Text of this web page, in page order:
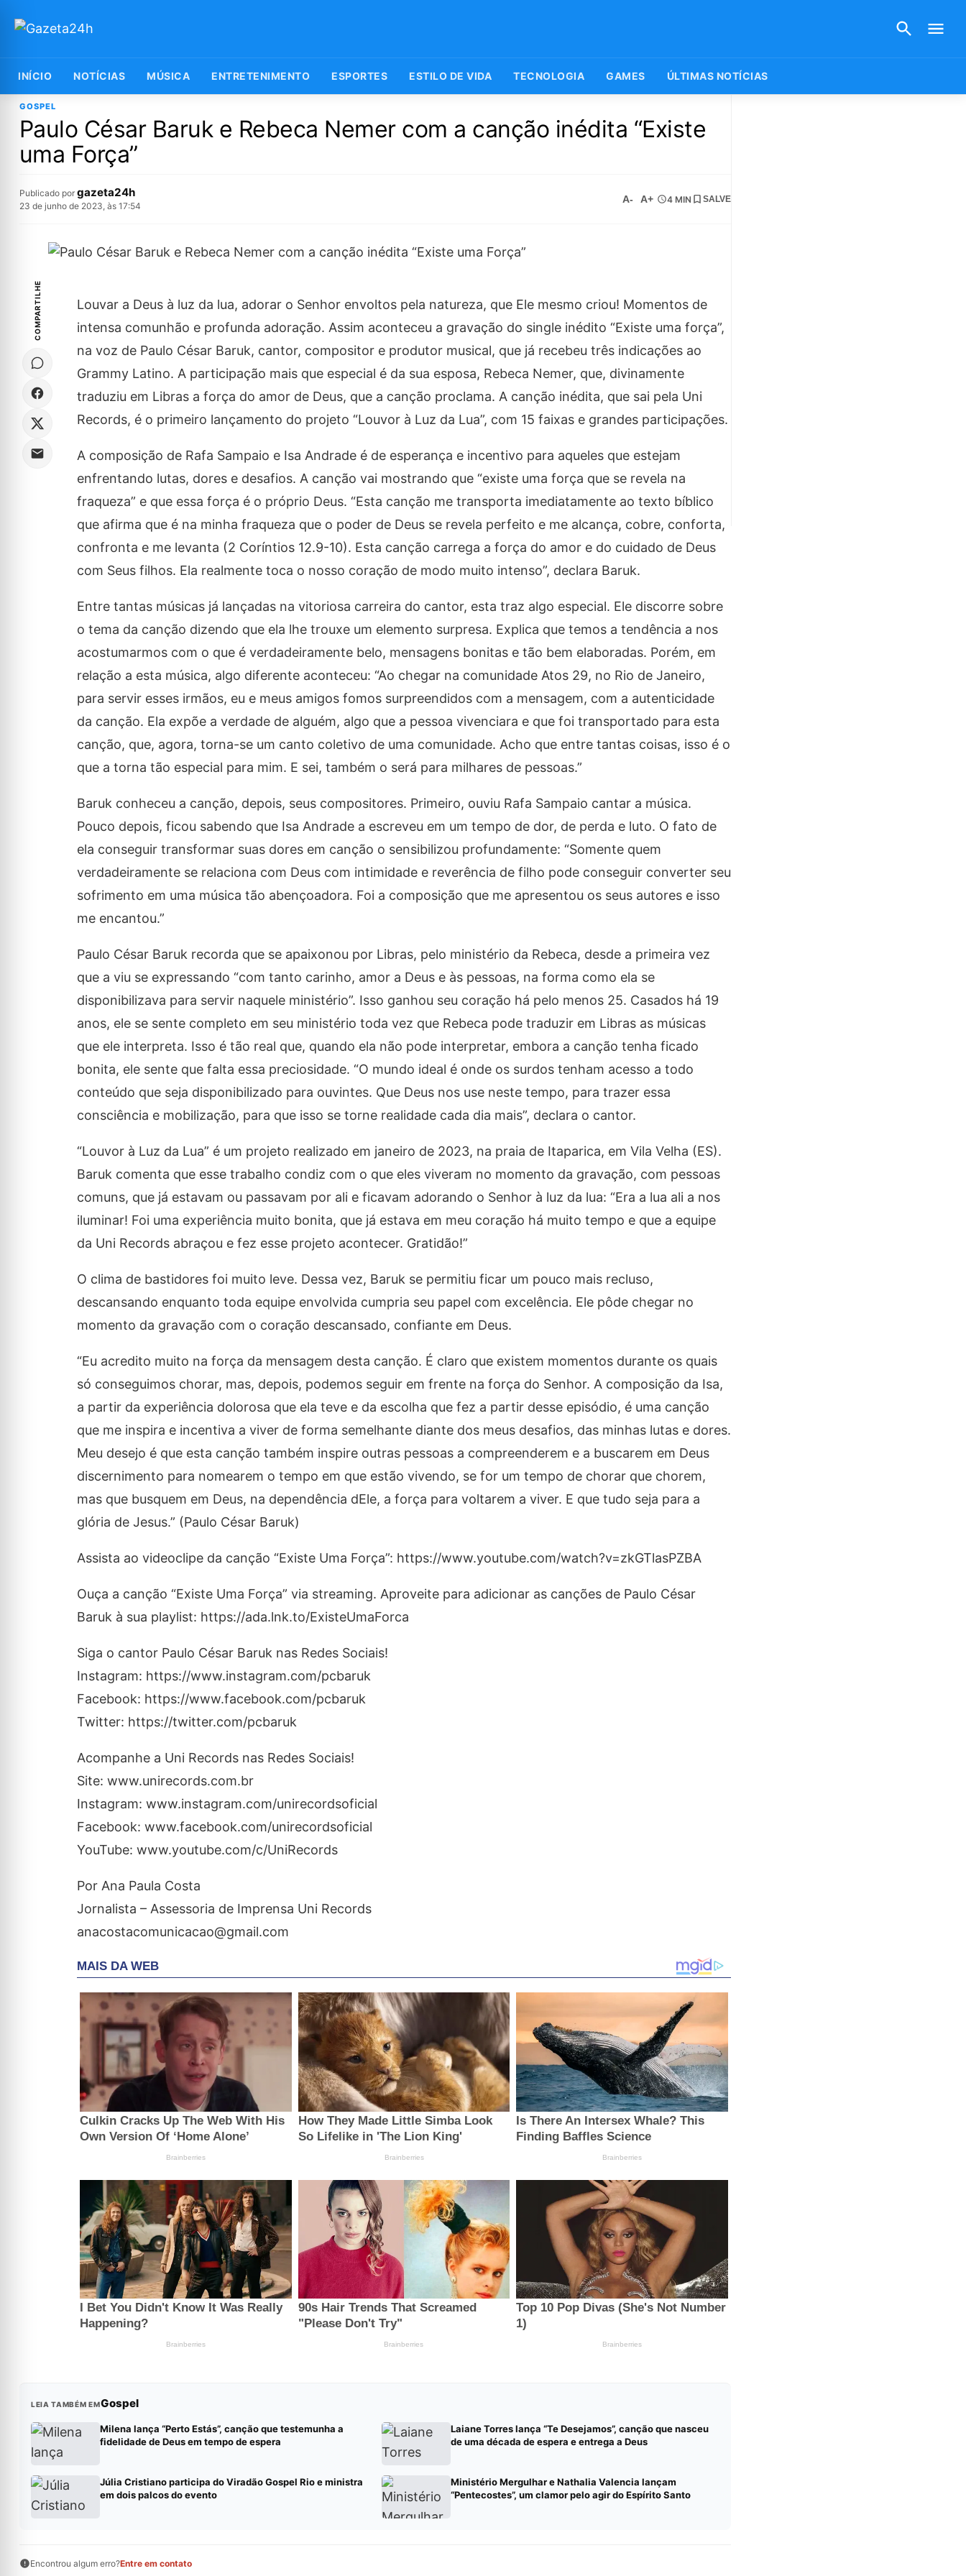
INÍCIO NOTÍCIAS MÚSICA ENTRETENIMENTO ESPORTES ESTILO DE VIDA TECNOLOGIA GAMES ÚLTIMAS NOTÍCIAS
GOSPEL
Paulo César Baruk e Rebeca Nemer com a canção inédita “Existe
uma Força”
Publicado por gazeta24h
23 de junho de 2023, às 17:54
A- A+ 4 MIN SALVE
COMPARTILHE
Louvar a Deus à luz da lua, adorar o Senhor envoltos pela natureza, que Ele mesmo criou! Momentos de
intensa comunhão e profunda adoração. Assim aconteceu a gravação do single inédito “Existe uma força”,
na voz de Paulo César Baruk, cantor, compositor e produtor musical, que já recebeu três indicações ao
Grammy Latino. A participação mais que especial é da sua esposa, Rebeca Nemer, que, divinamente
traduziu em Libras a força do amor de Deus, que a canção proclama. A canção inédita, que sai pela Uni
Records, é o primeiro lançamento do projeto “Louvor à Luz da Lua”, com 15 faixas e grandes participações.
A composição de Rafa Sampaio e Isa Andrade é de esperança e incentivo para aqueles que estejam
enfrentando lutas, dores e desafios. A canção vai mostrando que “existe uma força que se revela na
fraqueza” e que essa força é o próprio Deus. “Esta canção me transporta imediatamente ao texto bíblico
que afirma que é na minha fraqueza que o poder de Deus se revela perfeito e me alcança, cobre, conforta,
confronta e me levanta (2 Coríntios 12.9-10). Esta canção carrega a força do amor e do cuidado de Deus
com Seus filhos. Ela realmente toca o nosso coração de modo muito intenso”, declara Baruk.
Entre tantas músicas já lançadas na vitoriosa carreira do cantor, esta traz algo especial. Ele discorre sobre
o tema da canção dizendo que ela lhe trouxe um elemento surpresa. Explica que temos a tendência a nos
acostumarmos com o que é verdadeiramente belo, mensagens bonitas e tão bem elaboradas. Porém, em
relação a esta música, algo diferente aconteceu: “Ao chegar na comunidade Atos 29, no Rio de Janeiro,
para servir esses irmãos, eu e meus amigos fomos surpreendidos com a mensagem, com a autenticidade
da canção. Ela expõe a verdade de alguém, algo que a pessoa vivenciara e que foi transportado para esta
canção, que, agora, torna-se um canto coletivo de uma comunidade. Acho que entre tantas coisas, isso é o
que a torna tão especial para mim. E sei, também o será para milhares de pessoas.”
Baruk conheceu a canção, depois, seus compositores. Primeiro, ouviu Rafa Sampaio cantar a música.
Pouco depois, ficou sabendo que Isa Andrade a escreveu em um tempo de dor, de perda e luto. O fato de
ela conseguir transformar suas dores em canção o sensibilizou profundamente: “Somente quem
verdadeiramente se relaciona com Deus com intimidade e reverência de filho pode conseguir converter seu
sofrimento em uma música tão abençoadora. Foi a composição que me apresentou os seus autores e isso
me encantou.”
Paulo César Baruk recorda que se apaixonou por Libras, pelo ministério da Rebeca, desde a primeira vez
que a viu se expressando “com tanto carinho, amor a Deus e às pessoas, na forma como ela se
disponibilizava para servir naquele ministério”. Isso ganhou seu coração há pelo menos 25. Casados há 19
anos, ele se sente completo em seu ministério toda vez que Rebeca pode traduzir em Libras as músicas
que ele interpreta. Isso é tão real que, quando ela não pode interpretar, embora a canção tenha ficado
bonita, ele sente que falta essa preciosidade. “O mundo ideal é onde os surdos tenham acesso a todo
conteúdo que seja disponibilizado para ouvintes. Que Deus nos use neste tempo, para trazer essa
consciência e mobilização, para que isso se torne realidade cada dia mais”, declara o cantor.
“Louvor à Luz da Lua” é um projeto realizado em janeiro de 2023, na praia de Itaparica, em Vila Velha (ES).
Baruk comenta que esse trabalho condiz com o que eles viveram no momento da gravação, com pessoas
comuns, que já estavam ou passavam por ali e ficavam adorando o Senhor à luz da lua: “Era a lua ali a nos
iluminar! Foi uma experiência muito bonita, que já estava em meu coração há muito tempo e que a equipe
da Uni Records abraçou e fez esse projeto acontecer. Gratidão!”
O clima de bastidores foi muito leve. Dessa vez, Baruk se permitiu ficar um pouco mais recluso,
descansando enquanto toda equipe envolvida cumpria seu papel com excelência. Ele pôde chegar no
momento da gravação com o coração descansado, confiante em Deus.
“Eu acredito muito na força da mensagem desta canção. É claro que existem momentos durante os quais
só conseguimos chorar, mas, depois, podemos seguir em frente na força do Senhor. A composição da Isa,
a partir da experiência dolorosa que ela teve e da escolha que fez a partir desse episódio, é uma canção
que me inspira e incentiva a viver de forma semelhante diante dos meus desafios, das minhas lutas e dores.
Meu desejo é que esta canção também inspire outras pessoas a compreenderem e a buscarem em Deus
discernimento para nomearem o tempo em que estão vivendo, se for um tempo de chorar que chorem,
mas que busquem em Deus, na dependência dEle, a força para voltarem a viver. E que tudo seja para a
glória de Jesus.” (Paulo César Baruk)
Assista ao videoclipe da canção “Existe Uma Força”: https://www.youtube.com/watch?v=zkGTlasPZBA
Ouça a canção “Existe Uma Força” via streaming. Aproveite para adicionar as canções de Paulo César
Baruk à sua playlist: https://ada.lnk.to/ExisteUmaForca
Siga o cantor Paulo César Baruk nas Redes Sociais!
Instagram: https://www.instagram.com/pcbaruk
Facebook: https://www.facebook.com/pcbaruk
Twitter: https://twitter.com/pcbaruk
Acompanhe a Uni Records nas Redes Sociais!
Site: www.unirecords.com.br
Instagram: www.instagram.com/unirecordsoficial
Facebook: www.facebook.com/unirecordsoficial
YouTube: www.youtube.com/c/UniRecords
Por Ana Paula Costa
Jornalista – Assessoria de Imprensa Uni Records
anacostacomunicacao@gmail.com
LEIA TAMBÉM EMGospel
Milena lança “Perto Estás”, canção que testemunha a
fidelidade de Deus em tempo de espera
Laiane Torres lança “Te Desejamos”, canção que nasceu
de uma década de espera e entrega a Deus
Júlia Cristiano participa do Viradão Gospel Rio e ministra
em dois palcos do evento
Ministério Mergulhar e Nathalia Valencia lançam
“Pentecostes”, um clamor pelo agir do Espírito Santo
Encontrou algum erro?Entre em contato